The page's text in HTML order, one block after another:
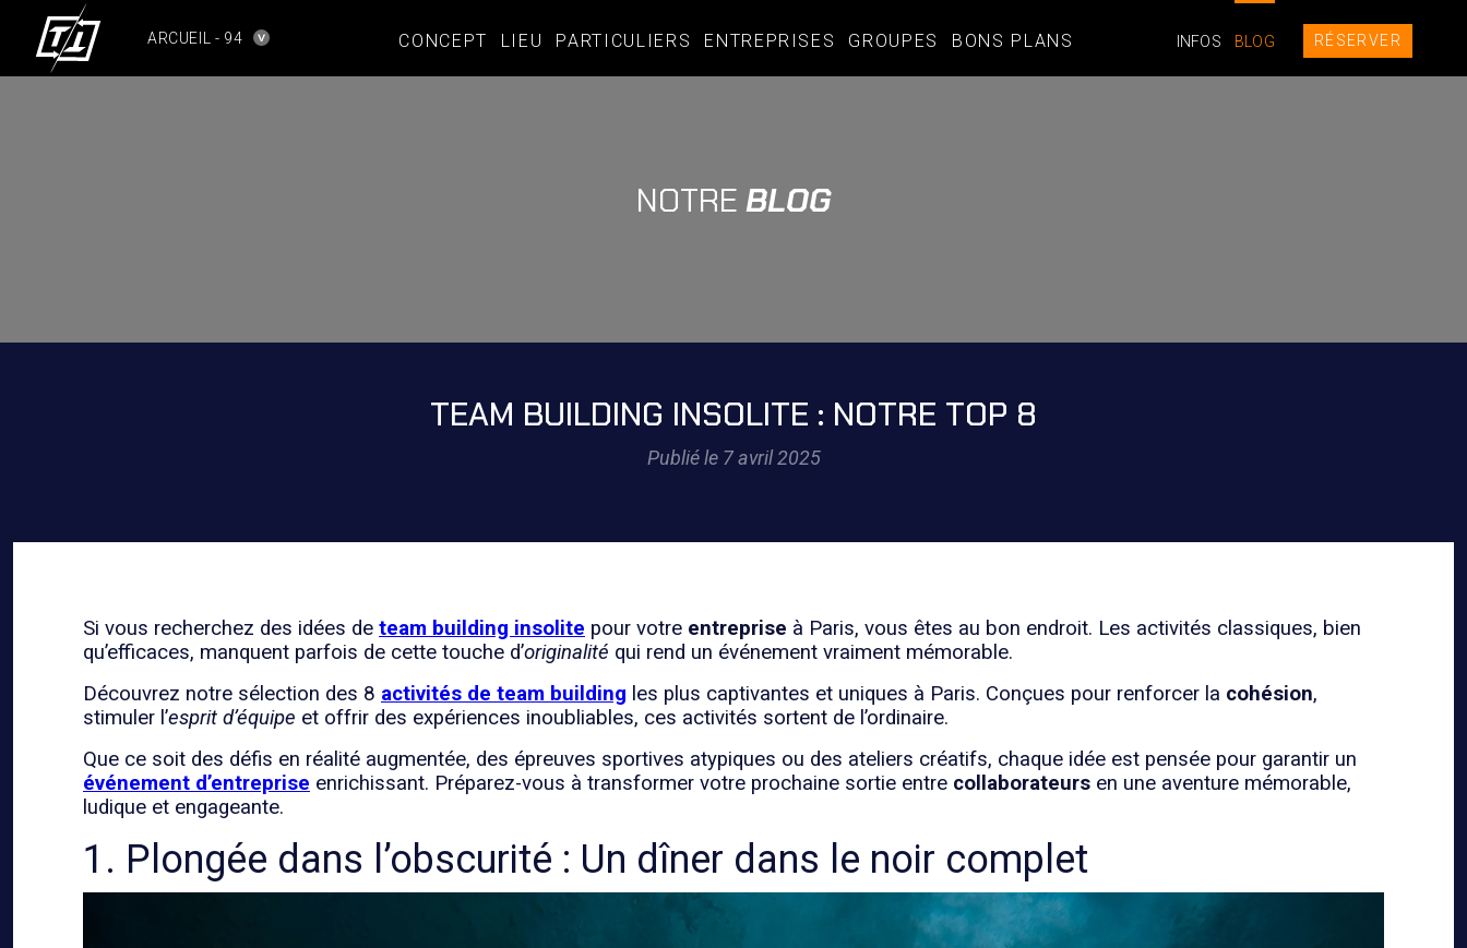
ARCUEIL - 94 CONCEPT LIEU PARTICULIERS ENTREPRISES GROUPES BONS PLANS INFOS BLOG RÉSERVER
NOTRE BLOG
TEAM BUILDING INSOLITE : NOTRE TOP 8
Publié le 7 avril 2025
Si vous recherchez des idées de team building insolite pour votre entreprise à Paris, vous êtes au bon endroit. Les activités classiques, bien
qu’efficaces, manquent parfois de cette touche d’originalité qui rend un événement vraiment mémorable.
Découvrez notre sélection des 8 activités de team building les plus captivantes et uniques à Paris. Conçues pour renforcer la cohésion,
stimuler l’esprit d’équipe et offrir des expériences inoubliables, ces activités sortent de l’ordinaire.
Que ce soit des défis en réalité augmentée, des épreuves sportives atypiques ou des ateliers créatifs, chaque idée est pensée pour garantir un
événement d’entreprise enrichissant. Préparez-vous à transformer votre prochaine sortie entre collaborateurs en une aventure mémorable,
ludique et engageante.
1. Plongée dans l’obscurité : Un dîner dans le noir complet